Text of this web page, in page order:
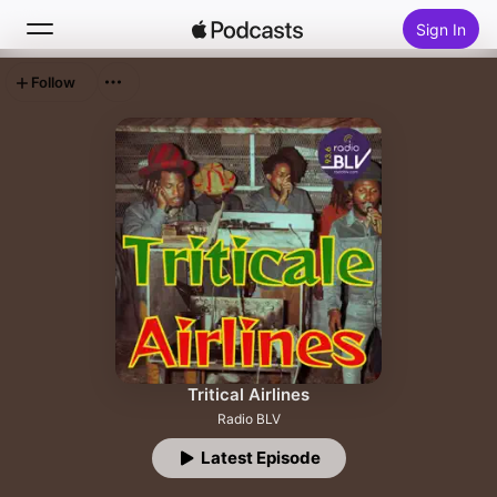
Sign In
Top Charts
Tritical Airlines
Radio BLV
Latest Episode
Follow